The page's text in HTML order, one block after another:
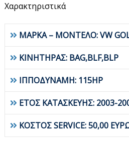
Χαρακτηριστικά
ΜΑΡΚΑ – ΜΟΝΤΕΛΟ: VW
ΚΙΝΗΤΗΡΑΣ: BAG,BLF,BLP
ΙΠΠΟΔΥΝΑΜΗ: 115HP
ΕΤΟΣ ΚΑΤΑΣΚΕΥΗΣ: 2003-
ΚΟΣΤΟΣ SERVICE: 50,00